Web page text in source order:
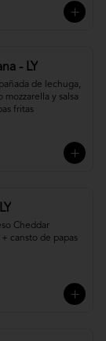
- LY
de lechuga,
mozzarella y salsa
fritas
Cheddar
cansto de papas